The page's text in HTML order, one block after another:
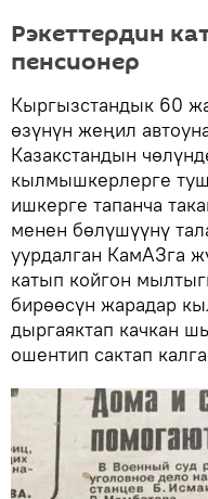
Рэкеттердин
пенсионер
Кыргызстандык 60
өзүнүн жеңил
Казакстандын
кылмышкерлерге
ишкерге тапанча
менен бөлүшүүнү
уурдалган КамАЗга
катып койгон
бирөөсүн жарадар
дыргаяктап качкан
ошентип сактап